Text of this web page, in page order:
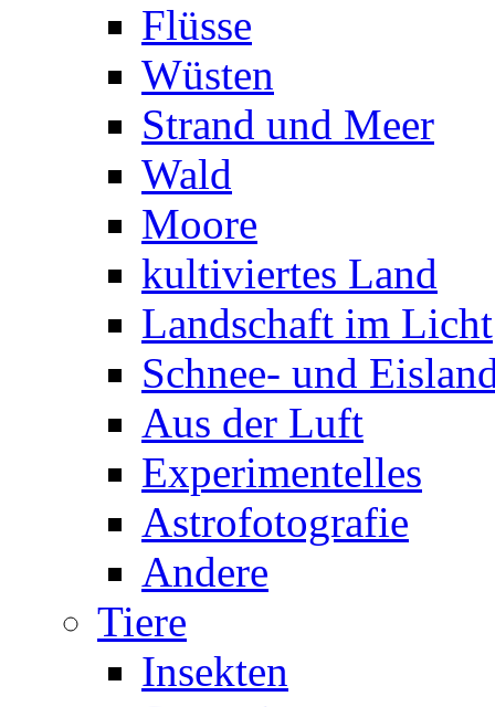
Flüsse
Wüsten
Strand und Meer
Wald
Moore
kultiviertes Land
Landschaft im Licht
Schnee- und
Aus der Luft
Experimentelles
Astrofotografie
Andere
Tiere
Insekten